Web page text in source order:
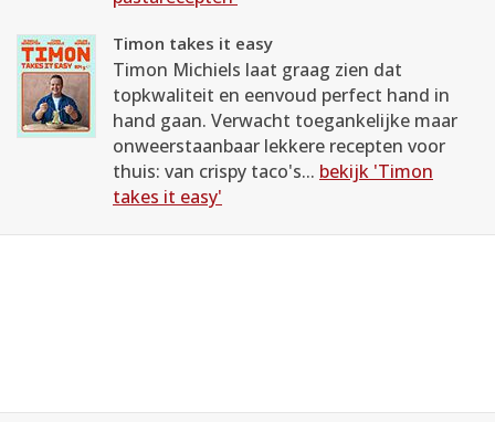
Timon takes it easy
Timon Michiels laat graag zien dat
topkwaliteit en eenvoud perfect hand in
hand gaan. Verwacht toegankelijke maar
onweerstaanbaar lekkere recepten voor
thuis: van crispy taco's... bekijk 'Timon
takes it easy'